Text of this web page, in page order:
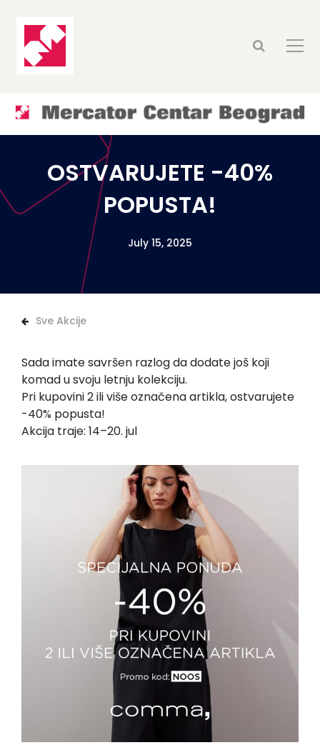
OSTVARUJETE -40%
POPUSTA!
July 15, 2025
Sve Akcije
Sada imate savršen razlog da dodate još koji
komad u svoju letnju kolekciju.
Pri kupovini 2 ili više označena artikla, ostvarujete
-40% popusta!
Akcija traje: 14–20. jul